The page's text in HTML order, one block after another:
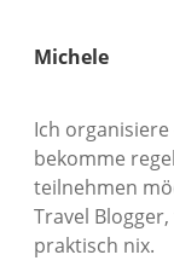
Michele
Ich
bekomme
teilnehmen
Travel
praktisch nix.